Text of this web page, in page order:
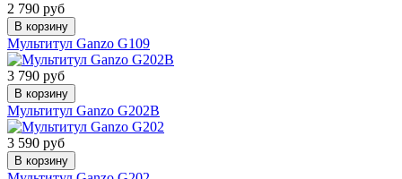
2 790 руб
В корзину
Мультитул Ganzo G109
3 790 руб
В корзину
Мультитул Ganzo G202B
3 590 руб
В корзину